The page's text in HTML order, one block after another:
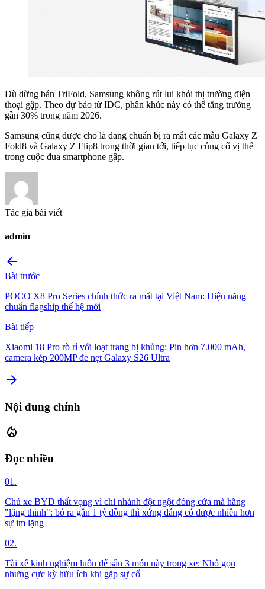
Dù dừng bán TriFold, Samsung không rút lui khỏi thị trường điện
thoại gập. Theo dự báo từ IDC, phân khúc này có thể tăng trưởng
gần 30% trong năm 2026.
Samsung cũng được cho là đang chuẩn bị ra mắt các mẫu Galaxy Z
Fold8 và Galaxy Z Flip8 trong thời gian tới, tiếp tục củng cố vị thế
trong cuộc đua smartphone gập.
Tác giả bài viết
admin
arrow_back
Bài trước
POCO X8 Pro Series chính thức ra mắt tại Việt Nam: Hiệu năng
chuẩn flagship thế hệ mới
Bài tiếp
Xiaomi 18 Pro rò rỉ với loạt trang bị khủng: Pin hơn 7.000 mAh,
camera kép 200MP đe nẹt Galaxy S26 Ultra
arrow_forward
Nội dung chính
local_fire_department
Đọc nhiều
01.
Chủ xe BYD thất vọng vì chi nhánh đột ngột đóng cửa mà hãng
"lặng thinh": bỏ ra gần 1 tỷ đồng thì xứng đáng có được nhiều hơn
sự im lặng
02.
Tài xế kinh nghiệm luôn để sẵn 3 món này trong xe: Nhỏ gọn
nhưng cực kỳ hữu ích khi gặp sự cố